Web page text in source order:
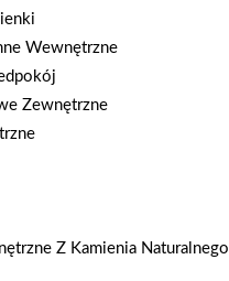
Wewnętrzne
Zewnętrzne
Z Kamienia Naturalnego